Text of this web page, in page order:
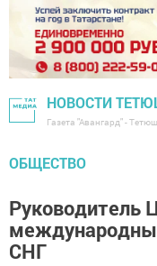
НОВОСТИ
Газета "Авангард" -
ОБЩЕСТВО
Руководитель
СНГ